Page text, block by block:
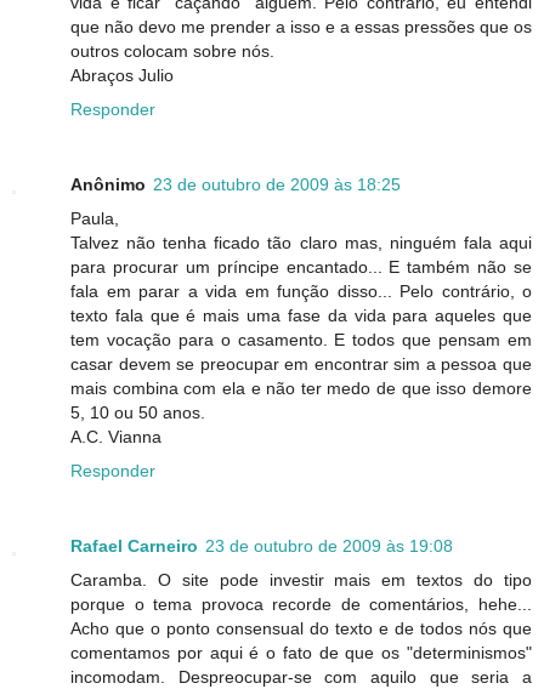
que não devo me prender a isso e a essas pressões que os
outros colocam sobre nós.
Abraços Julio
Responder
Anônimo 23 de outubro de 2009 às 18:25
Paula,
Talvez não tenha ficado tão claro mas, ninguém fala aqui
para procurar um príncipe encantado... E também não se
fala em parar a vida em função disso... Pelo contrário, o
texto fala que é mais uma fase da vida para aqueles que
tem vocação para o casamento. E todos que pensam em
casar devem se preocupar em encontrar sim a pessoa que
mais combina com ela e não ter medo de que isso demore
5, 10 ou 50 anos.
A.C. Vianna
Responder
Rafael Carneiro 23 de outubro de 2009 às 19:08
Caramba. O site pode investir mais em textos do tipo
porque o tema provoca recorde de comentários, hehe...
Acho que o ponto consensual do texto e de todos nós que
comentamos por aqui é o fato de que os "determinismos"
incomodam. Despreocupar-se com aquilo que seria a